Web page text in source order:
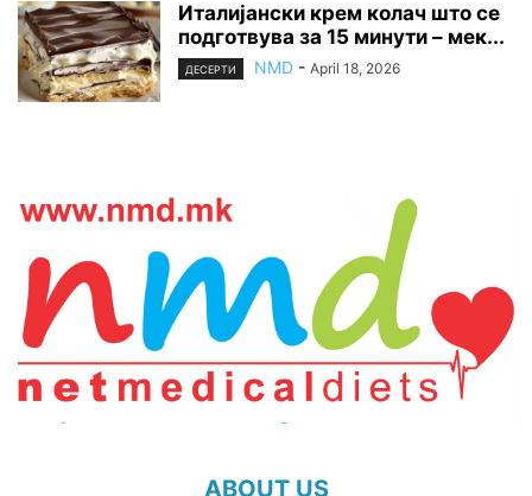
Италијански крем колач што се
подготвува за 15 минути – мек...
ДЕСЕРТИ NMD - April 18, 2026
ABOUT US